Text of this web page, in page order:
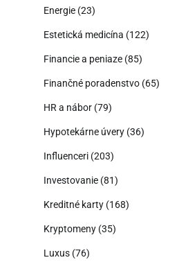
Energie (23)
Estetická medicína (122)
Financie a peniaze (85)
Finančné poradenstvo (65)
HR a nábor (79)
Hypotekárne úvery (36)
Influenceri (203)
Investovanie (81)
Kreditné karty (168)
Kryptomeny (35)
Luxus (76)